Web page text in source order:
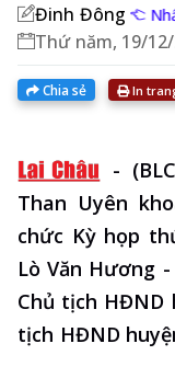
Đinh Đông
Thứ năm, 19/
Chia sẻ In
-
Than Uyên
chức Kỳ họp
Lò Văn Hương
Chủ tịch HĐND
tịch HĐND